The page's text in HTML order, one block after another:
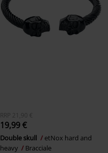
RRP 21,90 €
19,99 €
Double skull
etNox hard and
heavy
Bracciale